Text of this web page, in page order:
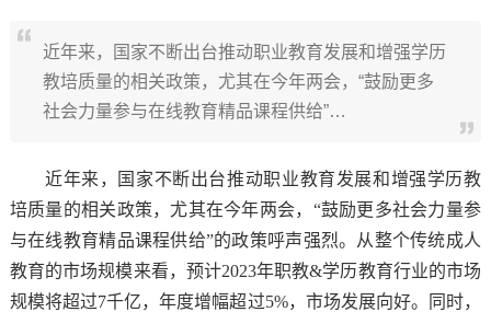
近年来，国家不断出台推动职业教育发展和增强学历
教培质量的相关政策，尤其在今年两会，“鼓励更多
社会力量参与在线教育精品课程供给”…
近年来，国家不断出台推动职业教育发展和增强学历教
培质量的相关政策，尤其在今年两会，“鼓励更多社会力量参
与在线教育精品课程供给”的政策呼声强烈。从整个传统成人
教育的市场规模来看，预计2023年职教&学历教育行业的市场
规模将超过7千亿，年度增幅超过5%，市场发展向好。同时，